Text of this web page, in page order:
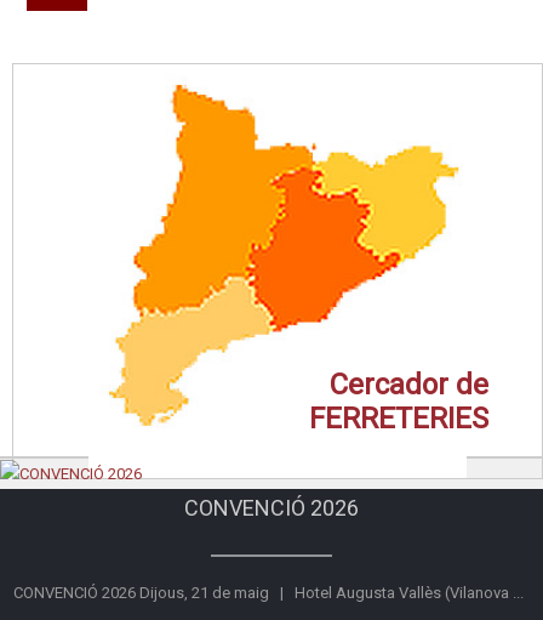
Cercador de
FERRETERIES
CONVENCIÓ 2026
CONVENCIÓ 2026 Dijous, 21 de maig | Hotel Augusta Vallès (Vilanova ...